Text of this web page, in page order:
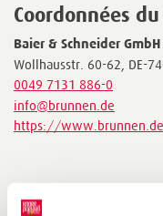
Coordonnées
Baier & Schneider GmbH
Wollhausstr. 60-62, DE-
0049 7131 886-0
info@brunnen.de
https://www.brunnen.de